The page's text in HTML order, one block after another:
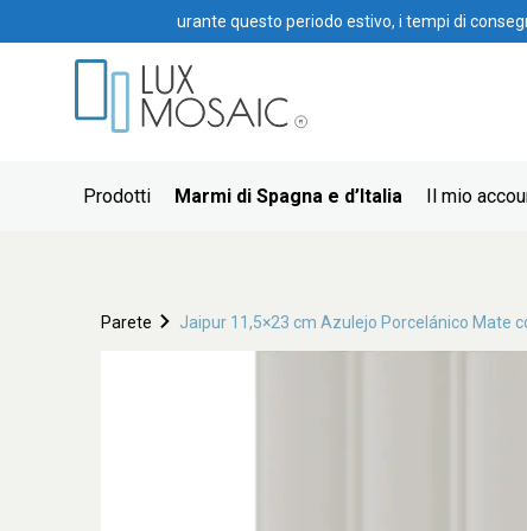
urante questo periodo estivo, i tempi di
Prodotti Marmi di Spagna e d’Italia Il mio
Parete Jaipur 11,5×23 cm Azulejo Porcelánico Mate